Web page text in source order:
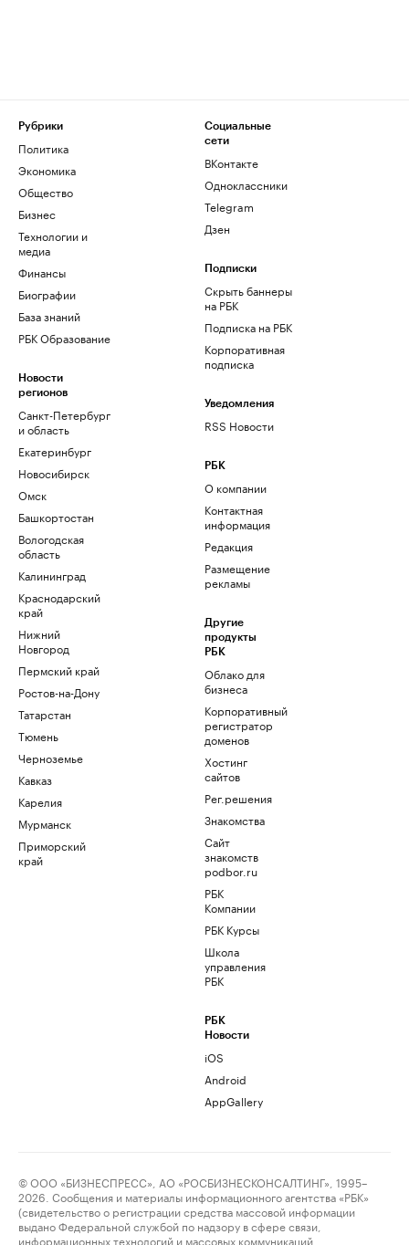
Рубрики
Политика
Экономика
Общество
Бизнес
Технологии и
медиа
Финансы
Биографии
База знаний
РБК Образование
Новости
регионов
Санкт-Петербург
и область
Екатеринбург
Новосибирск
Омск
Башкортостан
Вологодская
область
Калининград
Краснодарский
край
Нижний
Новгород
Пермский край
Ростов-на-Дону
Татарстан
Тюмень
Черноземье
Кавказ
Карелия
Мурманск
Приморский
край
Социальные
сети
ВКонтакте
Одноклассники
Telegram
Дзен
Подписки
Скрыть баннеры
на РБК
Подписка на РБК
Корпоративная
подписка
Уведомления
RSS Новости
РБК
О компании
Контактная
информация
Редакция
Размещение
рекламы
Другие
продукты
РБК
Облако для
бизнеса
Корпоративный
регистратор
доменов
Хостинг
сайтов
Рег.решения
Знакомства
Сайт
знакомств
podbor.ru
РБК
Компании
РБК Курсы
Школа
управления
РБК
РБК
Новости
iOS
Android
AppGallery
© ООО «БИЗНЕСПРЕСС», АО «РОСБИЗНЕСКОНСАЛТИНГ», 1995–
2026. Сообщения и материалы информационного агентства «РБК»
(свидетельство о регистрации средства массовой информации
выдано Федеральной службой по надзору в сфере связи,
информационных технологий и массовых коммуникаций